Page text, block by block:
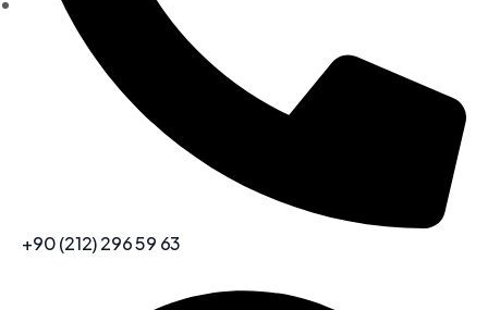
+90 (212) 296 59 63